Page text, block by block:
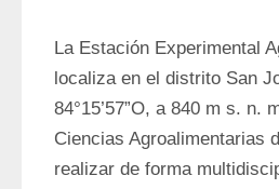
La Estación Experimental
localiza en el distrito San
84°15’57”O, a 840 m s. n.
Ciencias Agroalimentarias
realizar de forma